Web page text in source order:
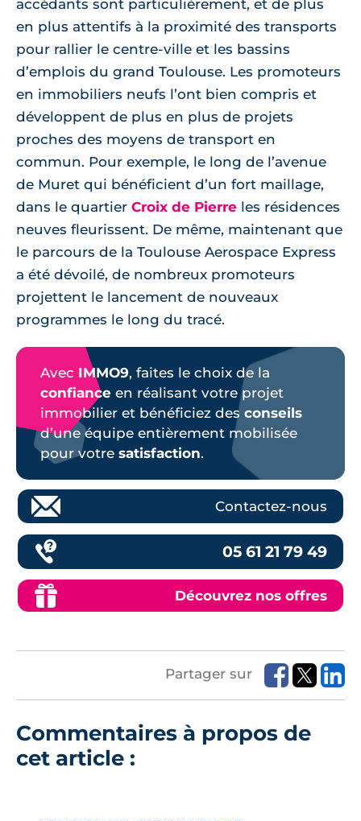
accédants sont particulièrement, et de plus
en plus attentifs à la proximité des transports
pour rallier le centre-ville et les bassins
d’emplois du grand Toulouse. Les promoteurs
en immobiliers neufs l’ont bien compris et
développent de plus en plus de projets
proches des moyens de transport en
commun. Pour exemple, le long de l’avenue
de Muret qui bénéficient d’un fort maillage,
dans le quartier Croix de Pierre les résidences
neuves fleurissent. De même, maintenant que
le parcours de la Toulouse Aerospace Express
a été dévoilé, de nombreux promoteurs
projettent le lancement de nouveaux
programmes le long du tracé.
Avec IMMO9, faites le choix de la
confiance en réalisant votre projet
immobilier et bénéficiez des conseils
d’une équipe entièrement mobilisée
pour votre satisfaction.
Contactez-nous
05 61 21 79 49
Découvrez nos offres
Partager sur
Commentaires à propos de
cet article :